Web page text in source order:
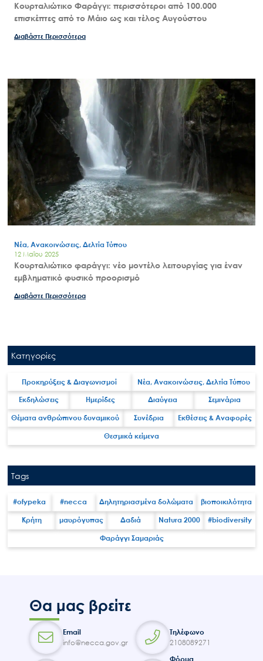
Μ.Δ.Π.Π.
Κουρταλιώτικο Φαράγγι: περισσότεροι από 100.000
επισκέπτες από το Μάιο ως και τέλος Αυγούστου
Διαβάστε Περισσότερα
Νέα, Ανακοινώσεις, Δελτία Τύπου
12 Μαΐου 2025
Κουρταλιώτικο φαράγγι: νέο μοντέλο λειτουργίας για έναν
εμβληματικό φυσικό προορισμό
Διαβάστε Περισσότερα
Κατηγορίες
Προκηρύξεις & Διαγωνισμοί Νέα, Ανακοινώσεις, Δελτία Τύπου
Εκδηλώσεις Ημερίδες Διαύγεια Σεμινάρια
Θέματα ανθρώπινου δυναμικού Συνέδρια Εκθέσεις & Αναφορές
Θεσμικά κείμενα
Tags
#ofypeka #necca Δηλητηριασμένα δολώματα βιοποικιλότητα
Κρήτη μαυρόγυπας Δαδιά Natura 2000 #biodiversity
Φαράγγι Σαμαριάς
Θα μας βρείτε
Email
info@necca.gov.gr
Τηλέφωνο
2108089271
Φόρμα